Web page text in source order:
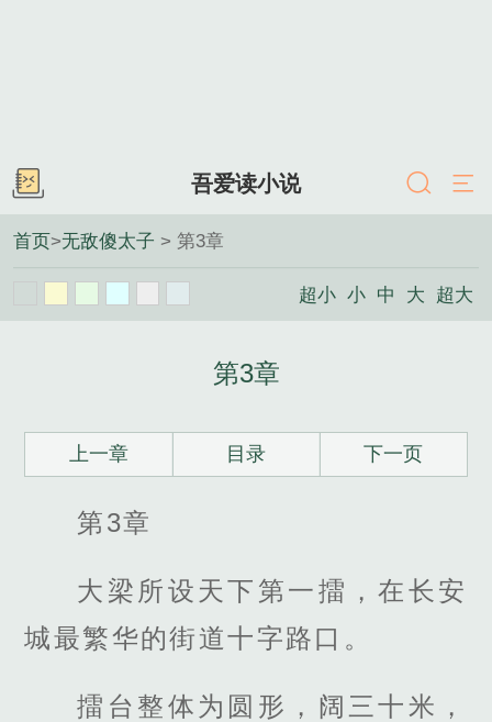
吾爱读小说
首页>无敌傻太子 > 第3章
超小 小 中 大 超大
第3章
上一章 目录 下一页
第3章
大梁所设天下第一擂，在长安
城最繁华的街道十字路口。
擂台整体为圆形，阔三十米，